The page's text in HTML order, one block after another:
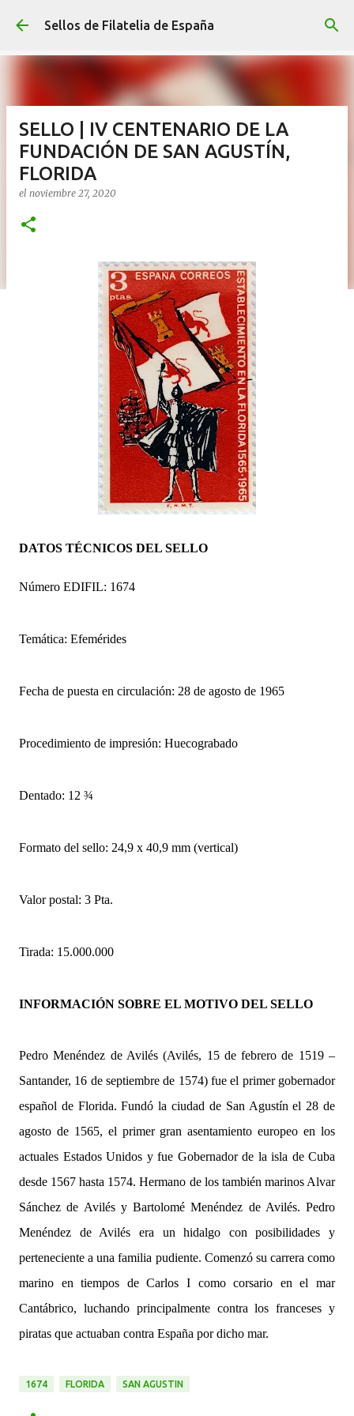
Ir al contenido principal
Sellos de Filatelia de España
SELLO | IV CENTENARIO DE LA
FUNDACIÓN DE SAN AGUSTÍN,
FLORIDA
el noviembre 27, 2020
DATOS TÉCNICOS DEL SELLO
Número EDIFIL: 1674
Temática: Efemérides
Fecha de puesta en circulación: 28 de agosto de 1965
Procedimiento de impresión: Huecograbado
Dentado: 12 ¾
Formato del sello: 24,9 x 40,9 mm (vertical)
Valor postal: 3 Pta.
Tirada: 15.000.000
INFORMACIÓN SOBRE EL MOTIVO DEL SELLO
Pedro Menéndez de Avilés (Avilés, 15 de febrero de 1519 –
Santander, 16 de septiembre de 1574) fue el primer gobernador
español de Florida. Fundó la ciudad de San Agustín el 28 de
agosto de 1565, el primer gran asentamiento europeo en los
actuales Estados Unidos y fue Gobernador de la isla de Cuba
desde 1567 hasta 1574. Hermano de los también marinos Alvar
Sánchez de Avilés y Bartolomé Menéndez de Avilés. Pedro
Menéndez de Avilés era un hidalgo con posibilidades y
perteneciente a una familia pudiente. Comenzó su carrera como
marino en tiempos de Carlos I como corsario en el mar
Cantábrico, luchando principalmente contra los franceses y
piratas que actuaban contra España por dicho mar.
1674 FLORIDA SAN AGUSTIN